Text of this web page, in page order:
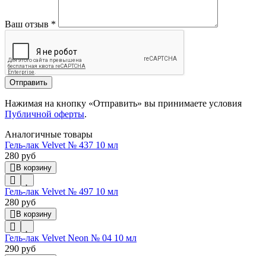
Ваш отзыв *
Отправить
Нажимая на кнопку «Отправить» вы принимаете условия
Публичной оферты.
Аналогичные товары
Гель-лак Velvet № 437 10 мл
280 руб
В корзину
Гель-лак Velvet № 497 10 мл
280 руб
В корзину
Гель-лак Velvet Neon № 04 10 мл
290 руб